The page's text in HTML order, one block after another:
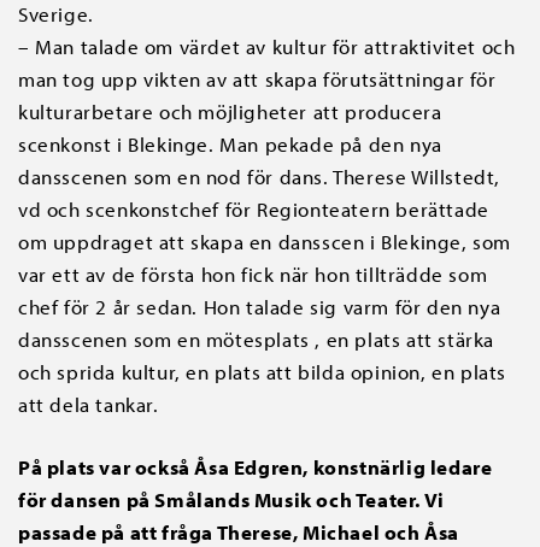
Sverige.
– Man talade om värdet av kultur för attraktivitet och
man tog upp vikten av att skapa förutsättningar för
kulturarbetare och möjligheter att producera
scenkonst i Blekinge. Man pekade på den nya
dansscenen som en nod för dans. Therese Willstedt,
vd och scenkonstchef för Regionteatern berättade
om uppdraget att skapa en dansscen i Blekinge, som
var ett av de första hon fick när hon tillträdde som
chef för 2 år sedan. Hon talade sig varm för den nya
dansscenen som en mötesplats , en plats att stärka
och sprida kultur, en plats att bilda opinion, en plats
att dela tankar.
På plats var också Åsa Edgren, konstnärlig ledare
för dansen på Smålands Musik och Teater. Vi
passade på att fråga Therese, Michael och Åsa